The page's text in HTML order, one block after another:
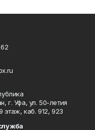
г. Уфа, ул. 50-летия
этаж, каб. 912, 923